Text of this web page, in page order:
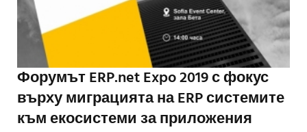
Форумът ERP.net Expo 2019 с фокус
върху миграцията на ERP системите
към екосистеми за приложения